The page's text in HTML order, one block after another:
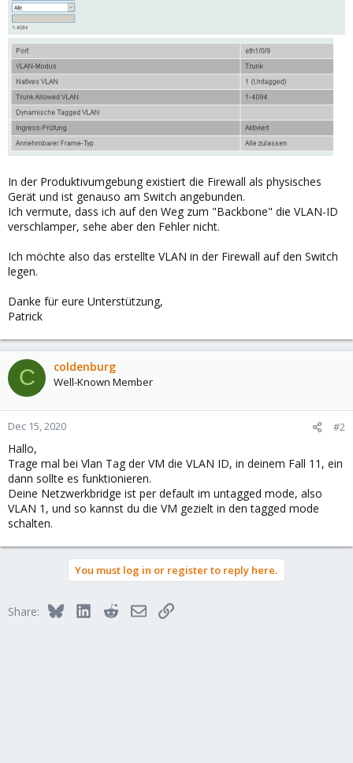
In der Produktivumgebung existiert die Firewall als physisches
Gerät und ist genauso am Switch angebunden.
Ich vermute, dass ich auf den Weg zum "Backbone" die VLAN-ID
verschlamper, sehe aber den Fehler nicht.
Ich möchte also das erstellte VLAN in der Firewall auf den Switch
legen.
Danke für eure Unterstützung,
Patrick
C coldenburg
Well-Known Member
Dec 15, 2020 #2
Hallo,
Trage mal bei Vlan Tag der VM die VLAN ID, in deinem Fall 11, ein
dann sollte es funktionieren.
Deine Netzwerkbridge ist per default im untagged mode, also
VLAN 1, und so kannst du die VM gezielt in den tagged mode
schalten.
You must log in or register to reply here.
Share: BlueskyLinkedInRedditEmailLink